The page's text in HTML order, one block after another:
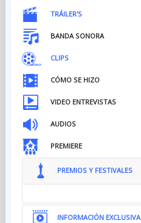
TRÁILER'S
BANDA SONORA
CLIPS
CÓMO SE HIZO
VIDEO ENTREVISTAS
AUDIOS
PREMIERE
PREMIOS Y FESTIVALES
INFORMACIÓN EXCLUSIVA